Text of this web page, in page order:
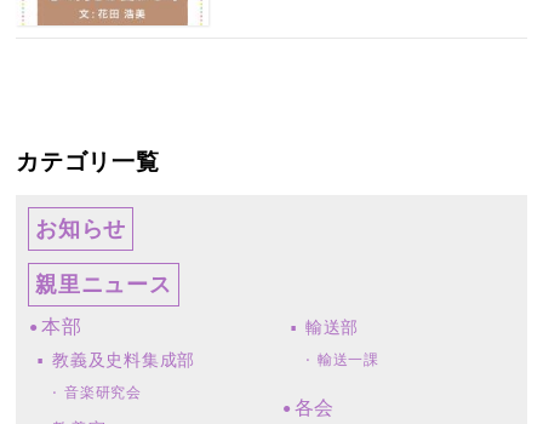
カテゴリ一覧
お知らせ
親里ニュース
本部
教義及史料集成部
音楽研究会
輸送部
輸送一課
各会